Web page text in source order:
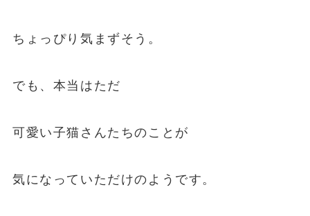
ちょっぴり気まずそう。
でも、本当はただ
可愛い子猫さんたちのことが
気になっていただけのようです。